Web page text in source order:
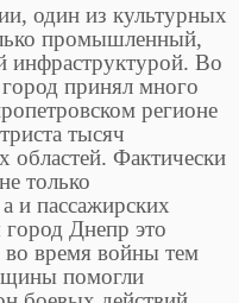
один из культурных
промышленный,
инфраструктурой. Во
принял много
регионе
тысяч
областей. Фактически
только
и пассажирских
Днепр это
время войны тем
помогли